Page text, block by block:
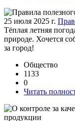
25 июля 2025 г.
Тёплая летняя
природе. Хочется
за город!
Общество
1133
0
Читать